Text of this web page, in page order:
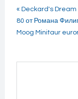
« Deckard's
80 от Романа
Moog Minitaur